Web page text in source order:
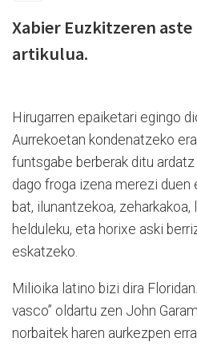
Xabier Euzkitzeren
artikulua.
H irugarren epaiketari egingo
Aurrekoetan kondenatzeko
funtsgabe berberak ditu
dago froga izena merezi duen
bat, ilunantzekoa,
helduleku, eta horixe aski
eskatzeko.
Milioika latino bizi dira
vasco” oldartu zen John
norbaitek haren aurkezpen